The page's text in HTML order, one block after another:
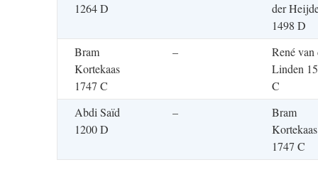
1264 D
der
1498 D
Bram
Kortekaas
1747 C
–
René van
Linden
C
Abdi Saïd
1200 D
–
Bram
Kortekaas
1747 C